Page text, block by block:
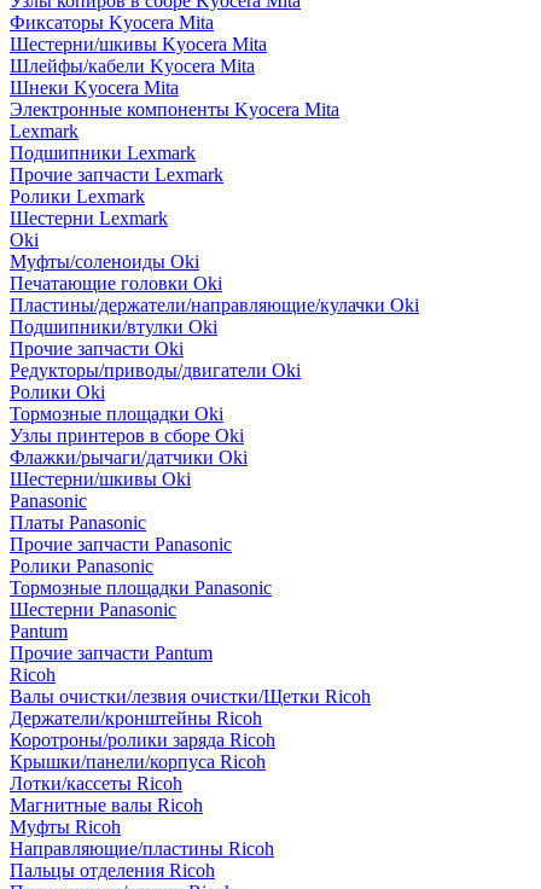
Фиксаторы Kyocera Mita
Шестерни/шкивы Kyocera Mita
Шлейфы/кабели Kyocera Mita
Шнеки Kyocera Mita
Электронные компоненты Kyocera Mita
Lexmark
Подшипники Lexmark
Прочие запчасти Lexmark
Ролики Lexmark
Шестерни Lexmark
Oki
Муфты/соленоиды Oki
Печатающие головки Oki
Пластины/держатели/направляющие/кулачки Oki
Подшипники/втулки Oki
Прочие запчасти Oki
Редукторы/приводы/двигатели Oki
Ролики Oki
Тормозные площадки Oki
Узлы принтеров в сборе Oki
Флажки/рычаги/датчики Oki
Шестерни/шкивы Oki
Panasonic
Платы Panasonic
Прочие запчасти Panasonic
Ролики Panasonic
Тормозные площадки Panasonic
Шестерни Panasonic
Pantum
Прочие запчасти Pantum
Ricoh
Валы очистки/лезвия очистки/Щетки Ricoh
Держатели/кронштейны Ricoh
Коротроны/ролики заряда Ricoh
Крышки/панели/корпуса Ricoh
Лотки/кассеты Ricoh
Магнитные валы Ricoh
Муфты Ricoh
Направляющие/пластины Ricoh
Пальцы отделения Ricoh